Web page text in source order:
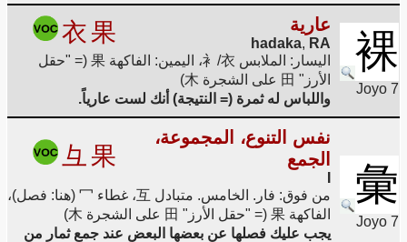
裸
Joyo 7
عارية
hadaka, RA
衣果
اليسار: الملابس 衤/衣، اليمين: الفاكهة 果 (= "حقل
الأرز" 田 على الشجرة 木)
واللباس له ثمرة (= النتيجة) أنك لست عارياً.
彙
Joyo 7
نفس التنوع، المجموعة،
الجمع
彑 果
من فوق: فار. الخامس. متبادل 互، غطاء 冖 (هنا: فصل)،
الفاكهة 果 (= "حقل الأرز" 田 على الشجرة 木)
يجب عليك فصلها عن بعضها البعض عند جمع ثمار من